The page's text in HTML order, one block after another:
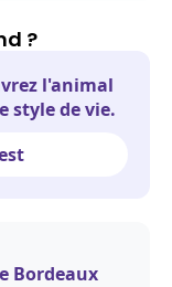
?
l'animal
style de vie.
Bordeaux